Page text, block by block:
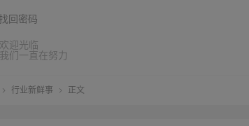
欢迎光临
我们一直在努力
找回密码
 行业新鲜事  正文